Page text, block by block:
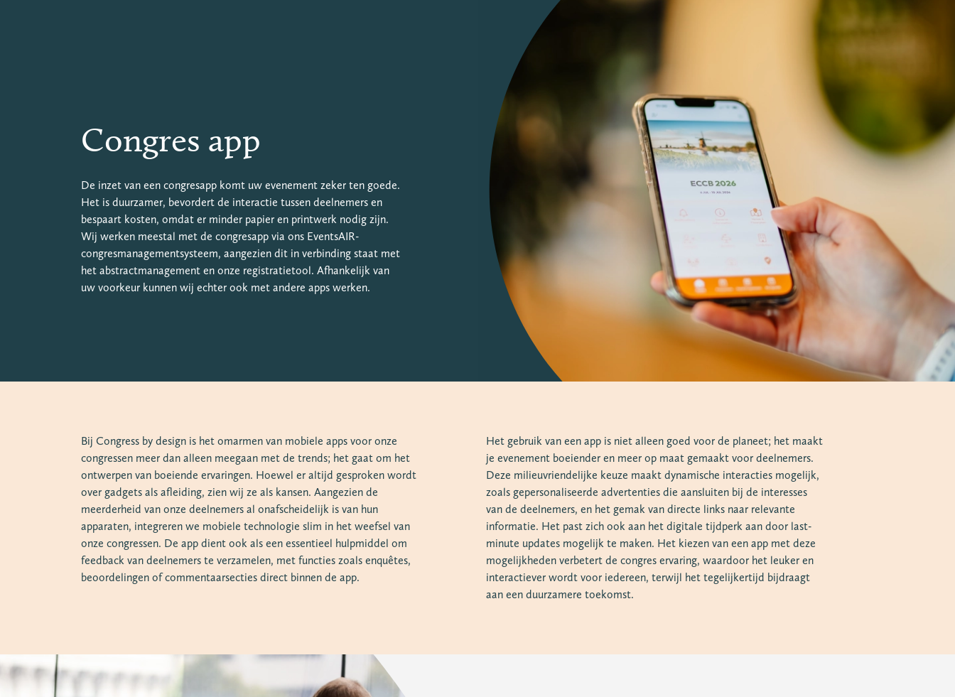
Congres app
De inzet van een congresapp komt uw evenement zeker ten goede.
Het is duurzamer, bevordert de interactie tussen deelnemers en
bespaart kosten, omdat er minder papier en printwerk nodig zijn.
Wij werken meestal met de congresapp via ons EventsAIR-
congresmanagementsysteem, aangezien dit in verbinding staat met
het abstractmanagement en onze registratietool. Afhankelijk van
uw voorkeur kunnen wij echter ook met andere apps werken.
Bij Congress by design is het omarmen van mobiele apps voor onze
congressen meer dan alleen meegaan met de trends; het gaat om het
ontwerpen van boeiende ervaringen. Hoewel er altijd gesproken wordt
over gadgets als afleiding, zien wij ze als kansen. Aangezien de
meerderheid van onze deelnemers al onafscheidelijk is van hun
apparaten, integreren we mobiele technologie slim in het weefsel van
onze congressen. De app dient ook als een essentieel hulpmiddel om
feedback van deelnemers te verzamelen, met functies zoals enquêtes,
beoordelingen of commentaarsecties direct binnen de app.
Het gebruik van een app is niet alleen goed voor de planeet; het maakt
je evenement boeiender en meer op maat gemaakt voor deelnemers.
Deze milieuvriendelijke keuze maakt dynamische interacties mogelijk,
zoals gepersonaliseerde advertenties die aansluiten bij de interesses
van de deelnemers, en het gemak van directe links naar relevante
informatie. Het past zich ook aan het digitale tijdperk aan door last-
minute updates mogelijk te maken. Het kiezen van een app met deze
mogelijkheden verbetert de congres ervaring, waardoor het leuker en
interactiever wordt voor iedereen, terwijl het tegelijkertijd bijdraagt
aan een duurzamere toekomst.